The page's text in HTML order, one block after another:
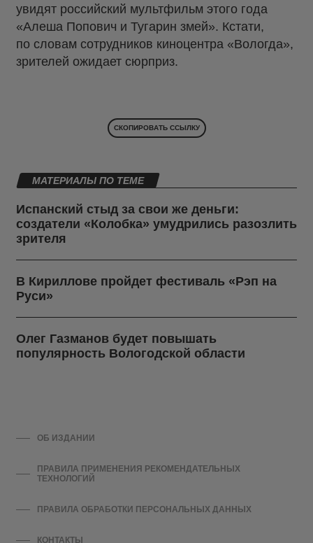
увидят российский мультфильм этого года
«Алеша Попович и Тугарин змей». Кстати,
по словам сотрудников киноцентра «Вологда»,
зрителей ожидает сюрприз.
СКОПИРОВАТЬ ССЫЛКУ
МАТЕРИАЛЫ ПО ТЕМЕ
Испанский стыд за свои же деньги:
создатели «Колобка» умудрились разозлить
зрителя
В Кириллове пройдет фестиваль «Рэп на
Руси»
Олег Газманов будет повышать
популярность Вологодской области
ОБ ИЗДАНИИ
ПРАВИЛА ПРИМЕНЕНИЯ РЕКОМЕНДАТЕЛЬНЫХ
ТЕХНОЛОГИЙ
ПРАВИЛА ОБРАБОТКИ ПЕРСОНАЛЬНЫХ ДАННЫХ
КОНТАКТЫ